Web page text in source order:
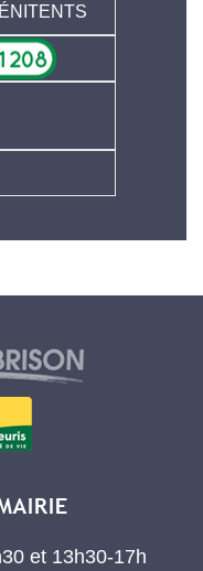
et 13h30-17h